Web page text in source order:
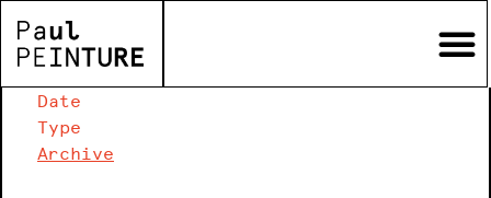
Date
Type
Archive